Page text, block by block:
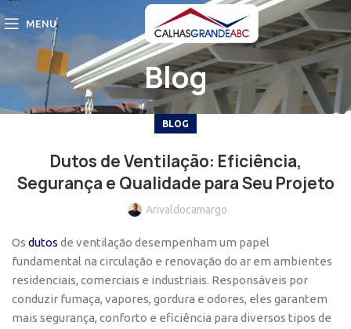
MENU
Blog
BLOG
Dutos de Ventilação: Eficiência,
Segurança e Qualidade para Seu Projeto
Arivaldocamargo
Os dutos de ventilação desempenham um papel
fundamental na circulação e renovação do ar em ambientes
residenciais, comerciais e industriais. Responsáveis por
conduzir fumaça, vapores, gordura e odores, eles garantem
mais segurança, conforto e eficiência para diversos tipos de